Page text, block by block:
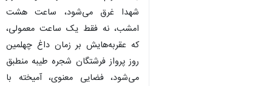
شهدا غرق می‌شود، ساعت هشت
امشب، نه فقط یک ساعت معمولی،
که عقربه‌هایش بر زمان داغ چهلمین
روز پرواز فرشتگان شجره طیبه منطبق
می‌شود، فضایی معنوی، آمیخته با